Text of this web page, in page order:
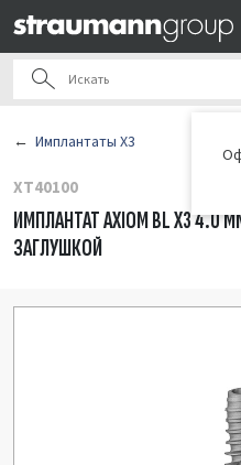
Имплантаты X3
XT40100
ИМПЛАНТАТ AXIOM BL X3
ЗАГЛУШКОЙ